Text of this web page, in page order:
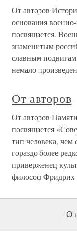
От авторов
основания
посвящается.
знаменитым
славным
немало
От авторов
От авторов
посвящается
тип человека,
гораздо более
приверженец
философ Фридрих
О